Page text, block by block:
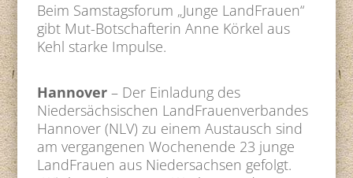
Beim Samstagsforum „Junge LandFrauen“
gibt Mut-Botschafterin Anne Körkel aus
Kehl starke Impulse.
Hannover – Der Einladung des
Niedersächsischen LandFrauenverbandes
Hannover (NLV) zu einem Austausch sind
am vergangenen Wochenende 23 junge
LandFrauen aus Niedersachsen gefolgt.